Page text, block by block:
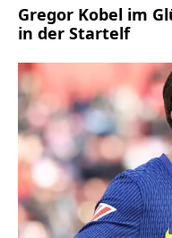
Gregor Kobel im
in der Startelf